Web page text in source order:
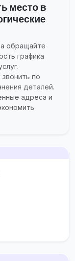
место в
обращайте
графика
по
деталей.
адреса и